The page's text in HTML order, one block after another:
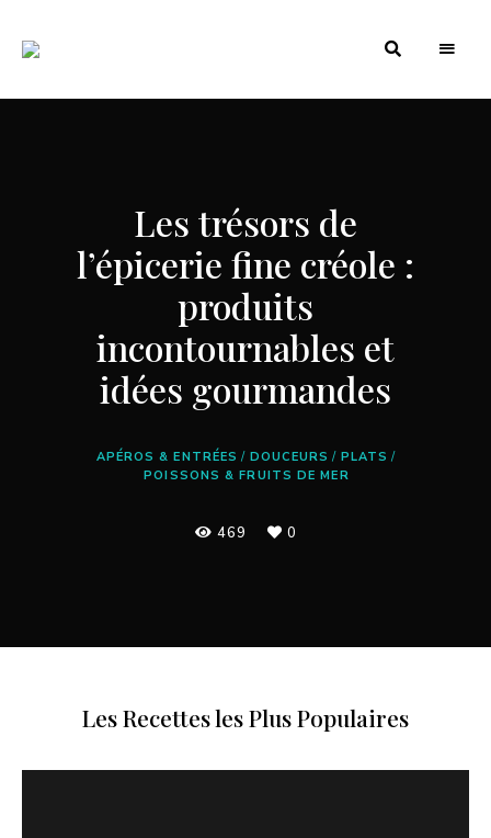
Je
Leslie
Les trésors de
l’épicerie fine créole :
produits
incontournables et
idées gourmandes
APÉROS & ENTRÉES / DOUCEURS / PLATS /
POISSONS & FRUITS DE MER
469 0
Les Recettes les Plus Populaires